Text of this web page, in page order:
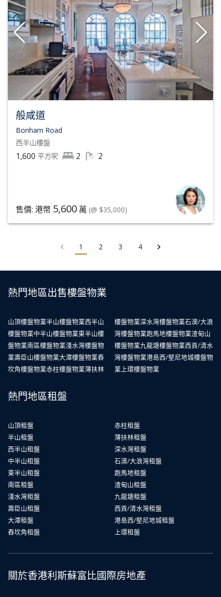
般咸道
Bonham Road
西半山樓盤
1,600 平方呎 2 2
售價: 港幣 5,600 萬 (@ $35,000)
1 2 3 4
熱門地區出售樓盤物業
山頂樓盤物業半山樓盤物業西半山
樓盤物業中半山樓盤物業東半山樓
盤物業南區樓盤物業淺水灣樓盤物
業壽臣山樓盤物業大潭樓盤物業舂
坎角樓盤物業赤柱樓盤物業薄扶林
樓盤物業深水灣樓盤物業石澳/大浪
灣樓盤物業跑馬地樓盤物業渣甸山
樓盤物業九龍塘樓盤物業西貢/清水
灣樓盤物業港島西/堅尼地城樓盤物
業 上環樓盤物業
熱門地區租盤
山頂租盤
半山租盤
西半山租盤
中半山租盤
東半山租盤
南區租盤
淺水灣租盤
壽臣山租盤
大潭租盤
舂坎角租盤
赤柱租盤
薄扶林租盤
深水灣租盤
石澳/大浪灣租盤
跑馬地租盤
渣甸山租盤
九龍塘租盤
西貢/清水灣租盤
港島西/堅尼地城租盤
上環租盤
關於香港利斯蘇富比國際房地產